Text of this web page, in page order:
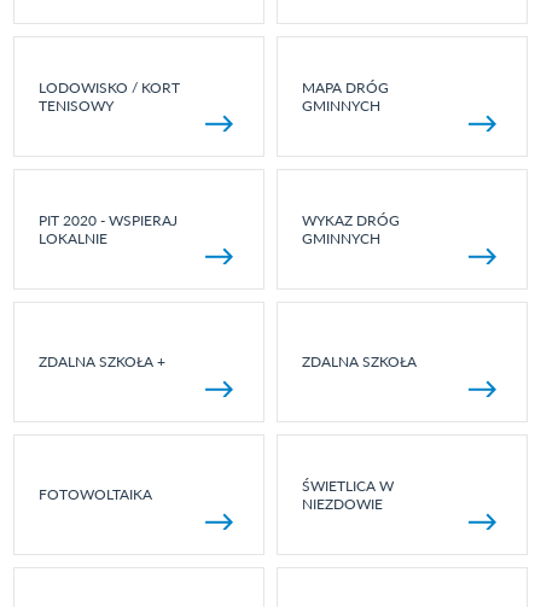
LODOWISKO / KORT
TENISOWY
MAPA DRÓG
GMINNYCH
PIT 2020 - WSPIERAJ
LOKALNIE
WYKAZ DRÓG
GMINNYCH
ZDALNA SZKOŁA + ZDALNA SZKOŁA
FOTOWOLTAIKA
ŚWIETLICA W
NIEZDOWIE